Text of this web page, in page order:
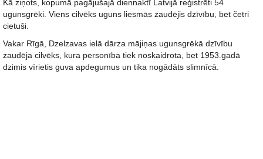
Kā ziņots, kopumā pagājušajā diennaktī Latvijā reģistrēti 54
ugunsgrēki. Viens cilvēks uguns liesmās zaudējis dzīvību, bet četri
cietuši.
Vakar Rīgā, Dzelzavas ielā dārza mājiņas ugunsgrēkā dzīvību
zaudēja cilvēks, kura personība tiek noskaidrota, bet 1953.gadā
dzimis vīrietis guva apdegumus un tika nogādāts slimnīcā.